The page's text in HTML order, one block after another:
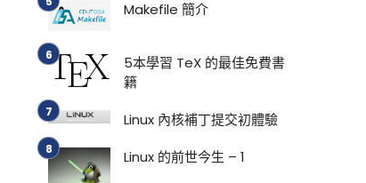
Makefile 簡介
5本學習 TeX 的最佳免費書
籍
Linux 內核補丁提交初體驗
Linux 的前世今生 – 1